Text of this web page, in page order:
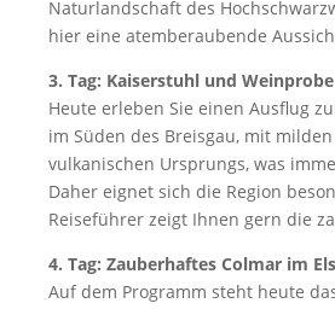
Naturlandschaft des
hier eine atemberaubende
3. Tag: Kaiserstuhl und Weinprobe
Heute erleben Sie einen Ausflug
im Süden des Breisgau, mit
vulkanischen Ursprungs, was
Daher eignet sich die Region
Reiseführer zeigt Ihnen gern die
4. Tag: Zauberhaftes Colmar im
Auf dem Programm steht heute